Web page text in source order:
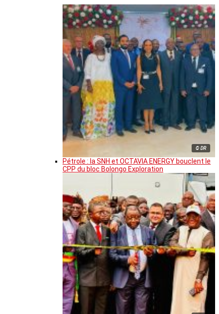
© DR
Pétrole : la SNH et OCTAVIA ENERGY bouclent le
CPP du bloc Bolongo Exploration